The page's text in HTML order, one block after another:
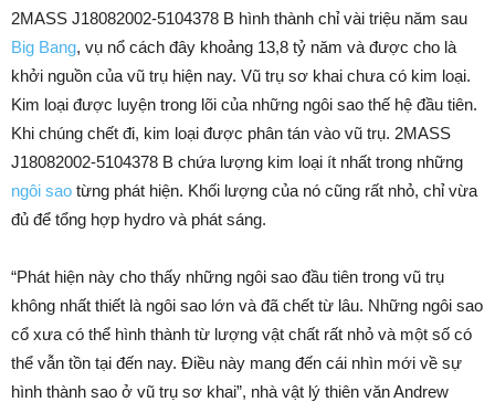
2MASS J18082002-5104378 B hình thành chỉ vài triệu năm sau
Big Bang, vụ nổ cách đây khoảng 13,8 tỷ năm và được cho là
khởi nguồn của vũ trụ hiện nay. Vũ trụ sơ khai chưa có kim loại.
Kim loại được luyện trong lõi của những ngôi sao thế hệ đầu tiên.
Khi chúng chết đi, kim loại được phân tán vào vũ trụ. 2MASS
J18082002-5104378 B chứa lượng kim loại ít nhất trong những
ngôi sao từng phát hiện. Khối lượng của nó cũng rất nhỏ, chỉ vừa
đủ để tổng hợp hydro và phát sáng.
“Phát hiện này cho thấy những ngôi sao đầu tiên trong vũ trụ
không nhất thiết là ngôi sao lớn và đã chết từ lâu. Những ngôi sao
cổ xưa có thể hình thành từ lượng vật chất rất nhỏ và một số có
thể vẫn tồn tại đến nay. Điều này mang đến cái nhìn mới về sự
hình thành sao ở vũ trụ sơ khai”, nhà vật lý thiên văn Andrew